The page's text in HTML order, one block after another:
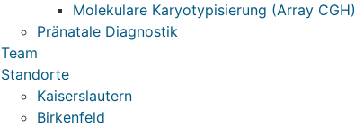
Molekulare Karyotypisierung (Array CGH)
Pränatale Diagnostik
Team
Standorte
Kaiserslautern
Birkenfeld